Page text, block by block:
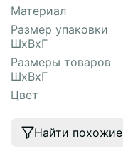
Материал
Размер упаковки
ШхВхГ
Размеры товаров
ШхВхГ
Цвет
Найти похожие